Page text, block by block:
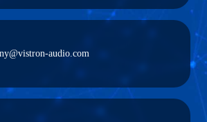
audio.com